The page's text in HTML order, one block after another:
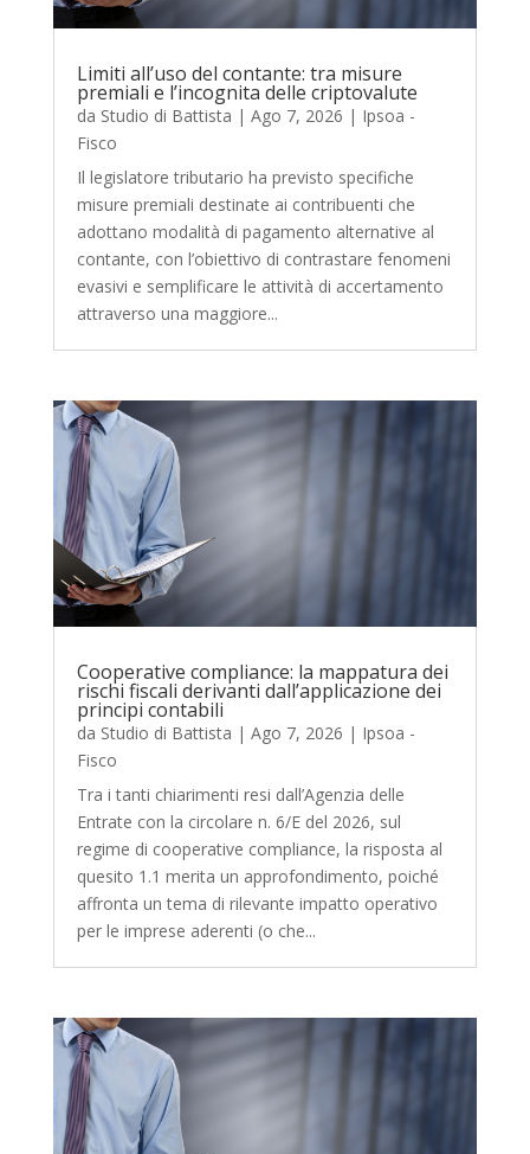
Limiti all’uso del contante: tra misure
premiali e l’incognita delle criptovalute
da Studio di Battista | Ago 7, 2026 | Ipsoa -
Fisco
Il legislatore tributario ha previsto specifiche
misure premiali destinate ai contribuenti che
adottano modalità di pagamento alternative al
contante, con l’obiettivo di contrastare fenomeni
evasivi e semplificare le attività di accertamento
attraverso una maggiore...
Cooperative compliance: la mappatura dei
rischi fiscali derivanti dall’applicazione dei
principi contabili
da Studio di Battista | Ago 7, 2026 | Ipsoa -
Fisco
Tra i tanti chiarimenti resi dall’Agenzia delle
Entrate con la circolare n. 6/E del 2026, sul
regime di cooperative compliance, la risposta al
quesito 1.1 merita un approfondimento, poiché
affronta un tema di rilevante impatto operativo
per le imprese aderenti (o che...